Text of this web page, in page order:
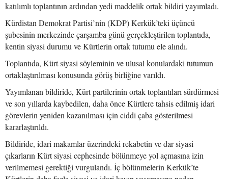
katılımlı toplantının ardından yedi maddelik ortak bildiri yayımladı.
Kürdistan Demokrat Partisi’nin (KDP) Kerkük’teki üçüncü
şubesinin merkezinde çarşamba günü gerçekleştirilen toplantıda,
kentin siyasi durumu ve Kürtlerin ortak tutumu ele alındı.
Toplantıda, Kürt siyasi söyleminin ve ulusal konulardaki tutumun
ortaklaştırılması konusunda görüş birliğine varıldı.
Yayımlanan bildiride, Kürt partilerinin ortak toplantıları sürdürmesi
ve son yıllarda kaybedilen, daha önce Kürtlere tahsis edilmiş idari
görevlerin yeniden kazanılması için ciddi çaba gösterilmesi
kararlaştırıldı.
Bildiride, idari makamlar üzerindeki rekabetin ve dar siyasi
çıkarların Kürt siyasi cephesinde bölünmeye yol açmasına izin
verilmemesi gerektiği vurgulandı. İç bölünmelerin Kerkük’te